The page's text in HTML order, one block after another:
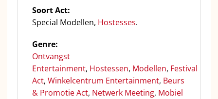
Soort Act:
Special Modellen, Hostesses.
Genre:
Ontvangst
Entertainment, Hostessen, Modellen, Festival
Act, Winkelcentrum Entertainment, Beurs
& Promotie Act, Netwerk Meeting, Mobiel